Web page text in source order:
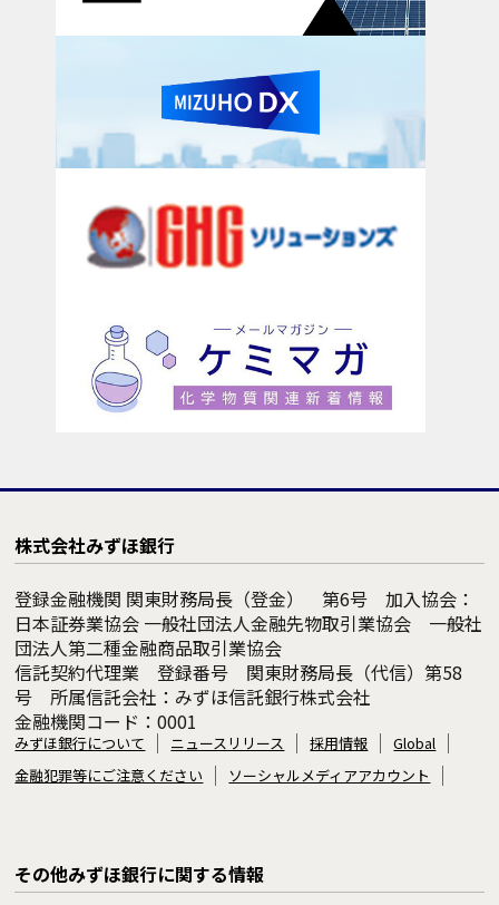
株式会社みずほ銀行
登録金融機関 関東財務局長（登金） 第6号 加入協会：
日本証券業協会 一般社団法人金融先物取引業協会 一般社
団法人第二種金融商品取引業協会
信託契約代理業 登録番号 関東財務局長（代信）第58
号 所属信託会社：みずほ信託銀行株式会社
金融機関コード：0001
みずほ銀行について ニュースリリース 採用情報
Global
金融犯罪等にご注意ください
ソーシャルメディアアカウント
その他みずほ銀行に関する情報